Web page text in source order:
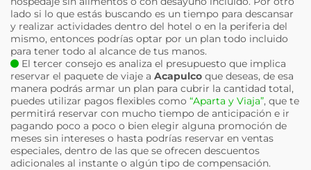
lado si lo que estás buscando es un tiempo para descansar
y realizar actividades dentro del hotel o en la periferia del
mismo, entonces podrías optar por un plan todo incluido
para tener todo al alcance de tus manos.
El tercer consejo es analiza el presupuesto que implica
reservar el paquete de viaje a Acapulco que deseas, de esa
manera podrás armar un plan para cubrir la cantidad total,
puedes utilizar pagos flexibles como “Aparta y Viaja”, que te
permitirá reservar con mucho tiempo de anticipación e ir
pagando poco a poco o bien elegir alguna promoción de
meses sin intereses o hasta podrías reservar en ventas
especiales, dentro de las que se ofrecen descuentos
adicionales al instante o algún tipo de compensación.